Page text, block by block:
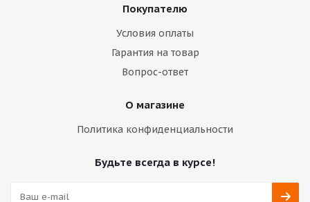
Покупателю
Условия оплаты
Гарантия на товар
Вопрос-ответ
О магазине
Политика конфиденциальности
Будьте всегда в курсе!